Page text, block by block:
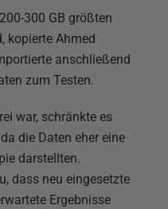
300 GB größten
kopierte Ahmed
anschließend
zum Testen.
war, schränkte es
die Daten eher eine
darstellten.
dass neu eingesetzte
Ergebnisse